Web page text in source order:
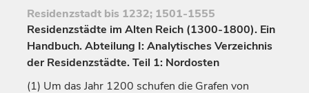
Residenzstadt bis 1232; 1501-1555
Residenzstädte im Alten Reich (1300-1800). Ein
Handbuch. Abteilung I: Analytisches Verzeichnis
der Residenzstädte. Teil 1: Nordosten
(1) Um das Jahr 1200 schufen die Grafen von